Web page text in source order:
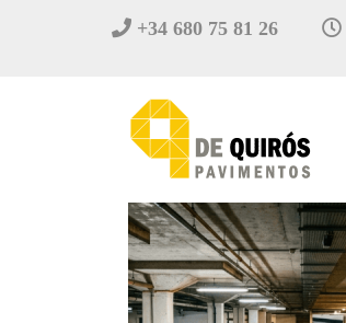
+34 680 75 81 26